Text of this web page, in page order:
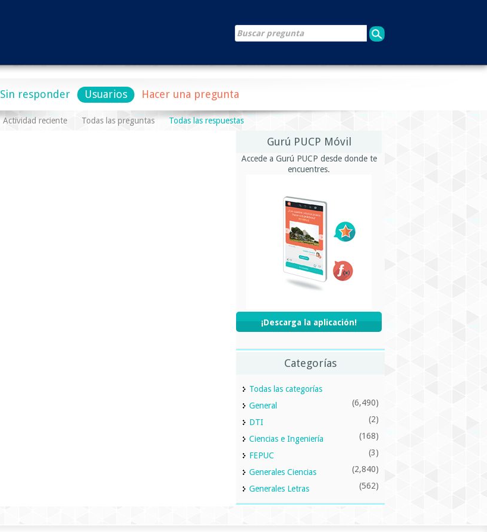
Sin responder Usuarios Hacer una pregunta
Actividad reciente Todas las preguntas Todas las respuestas
Gurú PUCP Móvil
Accede a Gurú PUCP desde donde te
encuentres.
¡Descarga la aplicación!
Categorías
Todas las categorías
General
(6,490)
DTI (2)
Ciencias e Ingeniería (168)
FEPUC (3)
Generales Ciencias (2,840)
Generales Letras (562)